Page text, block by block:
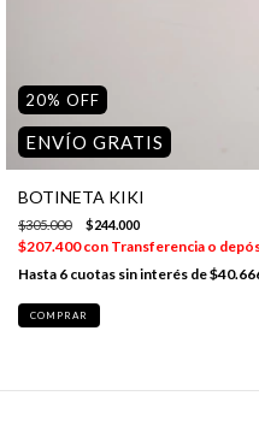
20% OFF
ENVÍO GRATIS
BOTINETA KIKI
$305.000 $244.000
$207.400con Transferencia o
6 cuotas sin interés de
COMPRAR